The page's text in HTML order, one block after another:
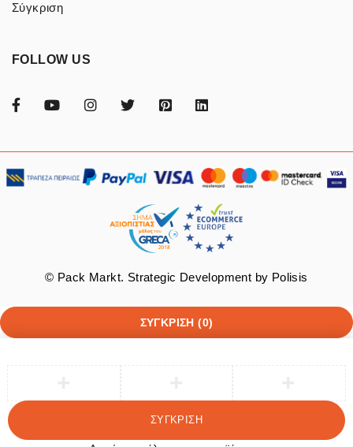
Σύγκριση
FOLLOW US
© Pack Markt. Strategic Development by Polisis
ΣΎΓΚΡΙΣΗ (0)
ΣΎΓΚΡΙΣΗ